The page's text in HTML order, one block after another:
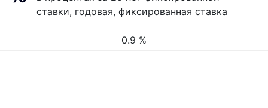
ставки, годовая, фиксированная ставка
0.9 %